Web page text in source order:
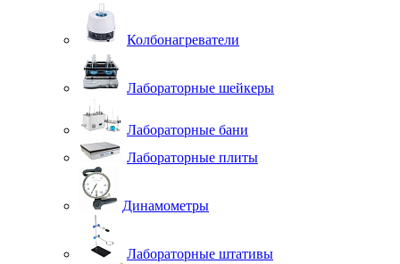
Колбонагреватели
Лабораторные шейкеры
Лабораторные бани
Лабораторные плиты
Динамометры
Лабораторные штативы